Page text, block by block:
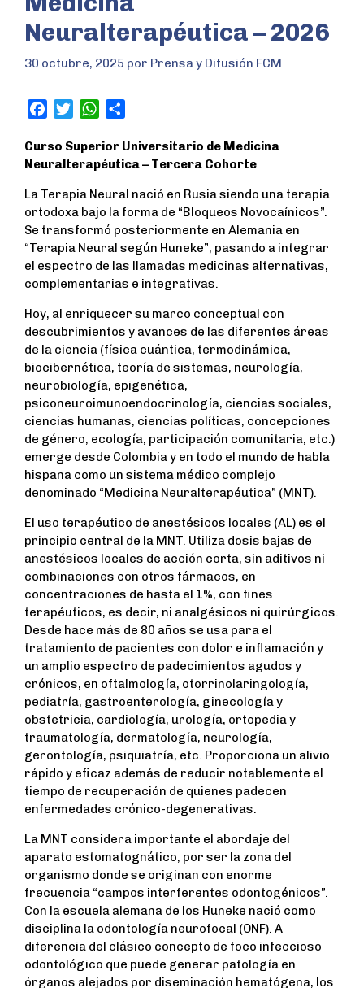
Neuralterapéutica – 2026
30 octubre, 2025 por Prensa y Difusión FCM
c
e
b
o
o
k
i
t
t
e
r
W
a
t
A
p
p
a
r
e
Curso Superior Universitario de Medicina
Neuralterapéutica – Tercera Cohorte
La Terapia Neural nació en Rusia siendo una terapia
ortodoxa bajo la forma de “Bloqueos Novocaínicos”.
Se transformó posteriormente en Alemania en
“Terapia Neural según Huneke”, pasando a integrar
el espectro de las llamadas medicinas alternativas,
complementarias e integrativas.
Hoy, al enriquecer su marco conceptual con
descubrimientos y avances de las diferentes áreas
de la ciencia (física cuántica, termodinámica,
biocibernética, teoría de sistemas, neurología,
neurobiología, epigenética,
psiconeuroimunoendocrinología, ciencias sociales,
ciencias humanas, ciencias políticas, concepciones
de género, ecología, participación comunitaria, etc.)
emerge desde Colombia y en todo el mundo de habla
hispana como un sistema médico complejo
denominado “Medicina Neuralterapéutica” (MNT).
El uso terapéutico de anestésicos locales (AL) es el
principio central de la MNT. Utiliza dosis bajas de
anestésicos locales de acción corta, sin aditivos ni
combinaciones con otros fármacos, en
concentraciones de hasta el 1%, con fines
terapéuticos, es decir, ni analgésicos ni quirúrgicos.
Desde hace más de 80 años se usa para el
tratamiento de pacientes con dolor e inflamación y
un amplio espectro de padecimientos agudos y
crónicos, en oftalmología, otorrinolaringología,
pediatría, gastroenterología, ginecología y
obstetricia, cardiología, urología, ortopedia y
traumatología, dermatología, neurología,
gerontología, psiquiatría, etc. Proporciona un alivio
rápido y eficaz además de reducir notablemente el
tiempo de recuperación de quienes padecen
enfermedades crónico-degenerativas.
La MNT considera importante el abordaje del
aparato estomatognático, por ser la zona del
organismo donde se originan con enorme
frecuencia “campos interferentes odontogénicos”.
Con la escuela alemana de los Huneke nació como
disciplina la odontología neurofocal (ONF). A
diferencia del clásico concepto de foco infeccioso
odontológico que puede generar patología en
órganos alejados por diseminación hematógena, los